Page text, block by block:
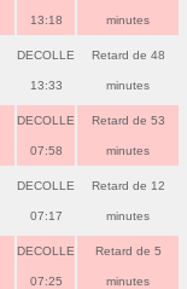
13:18 minutes
DECOLLE
13:33
Retard de 48
minutes
DECOLLE
07:58
Retard de 53
minutes
DECOLLE
07:17
Retard de 12
minutes
DECOLLE
07:25
Retard de 5
minutes